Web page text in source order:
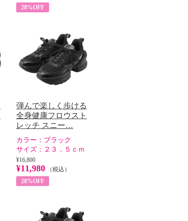
28%OFF
弾んで楽しく歩ける
全身健康フロウスト
レッチ スニー…
カラー： ブラック
サイズ： ２３．５ｃｍ
¥16,800
¥11,980
（税込）
28%OFF